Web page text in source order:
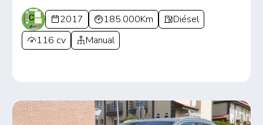
2017 185.000Km
Diésel
116 cv
Manual